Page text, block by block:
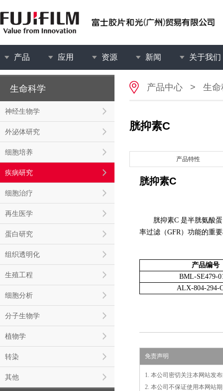
产品 应用 资源 新闻 关于我们
生命科学
神经生物学
外泌体研究
细胞培养
疾病研究
细胞治疗
再生医学
蛋白研究
组织透明化
生殖工程
细胞分析
分子生物学
植物学
转染
其他
产品中心 > 生命
胱抑素C
产品特性
胱抑素C
胱抑素C 是半胱氨酸
率过滤（GFR）功能的重
产品编号
BML-SE479-
ALX-804-294-
免责声明
1. 本公司密切关注本网站发
2. 本公司不保证使用本网站